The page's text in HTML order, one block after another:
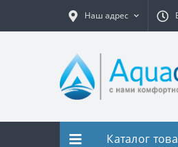
Наш адрес
Каталог